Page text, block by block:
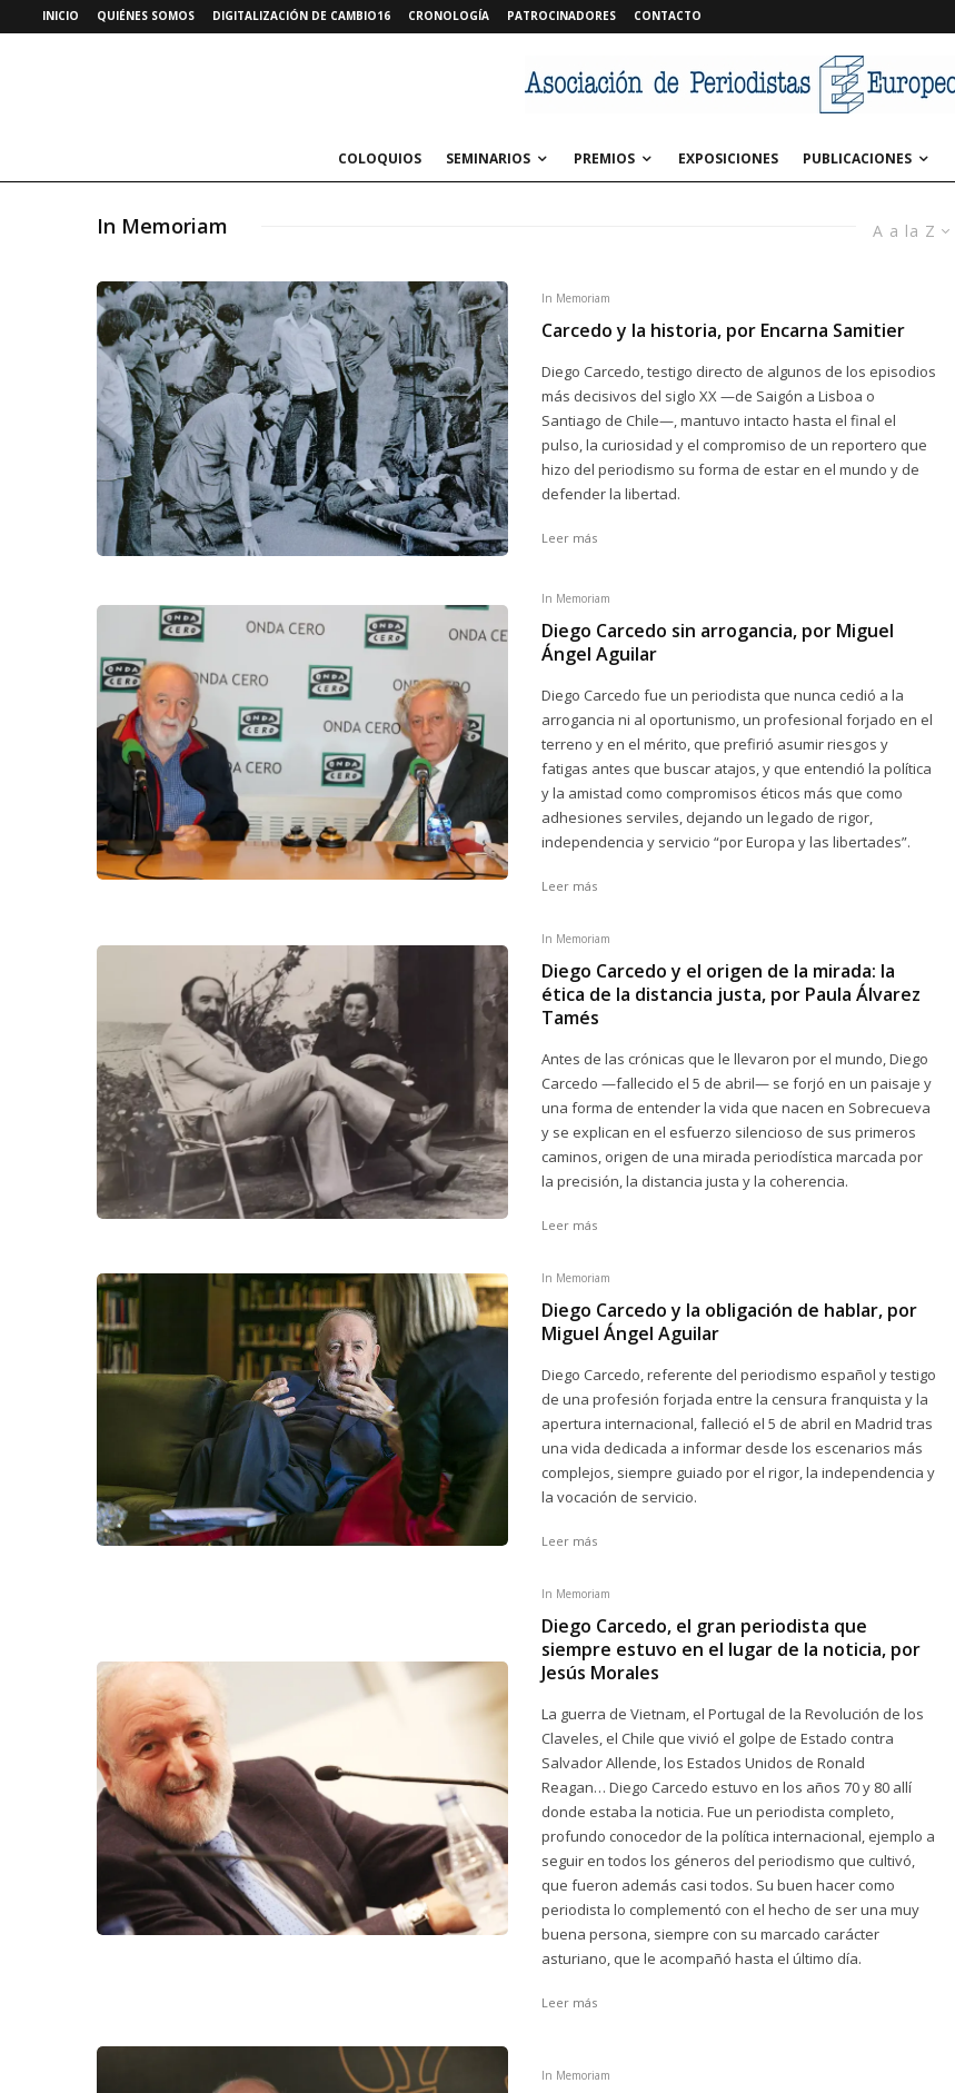
INICIO QUIÉNES SOMOS DIGITALIZACIÓN DE CAMBIO16 CRONOLOGÍA PATROCINADORES CONTACTO
COLOQUIOS SEMINARIOS PREMIOS EXPOSICIONES PUBLICACIONES
A a la Z
In Memoriam
In Memoriam
Carcedo y la historia, por Encarna Samitier
Diego Carcedo, testigo directo de algunos de los episodios
más decisivos del siglo XX —de Saigón a Lisboa o
Santiago de Chile—, mantuvo intacto hasta el final el
pulso, la curiosidad y el compromiso de un reportero que
hizo del periodismo su forma de estar en el mundo y de
defender la libertad.
Leer más
In Memoriam
Diego Carcedo sin arrogancia, por Miguel
Ángel Aguilar
Diego Carcedo fue un periodista que nunca cedió a la
arrogancia ni al oportunismo, un profesional forjado en el
terreno y en el mérito, que prefirió asumir riesgos y
fatigas antes que buscar atajos, y que entendió la política
y la amistad como compromisos éticos más que como
adhesiones serviles, dejando un legado de rigor,
independencia y servicio “por Europa y las libertades”.
Leer más
In Memoriam
Diego Carcedo y el origen de la mirada: la
ética de la distancia justa, por Paula Álvarez
Tamés
Antes de las crónicas que le llevaron por el mundo, Diego
Carcedo —fallecido el 5 de abril— se forjó en un paisaje y
una forma de entender la vida que nacen en Sobrecueva
y se explican en el esfuerzo silencioso de sus primeros
caminos, origen de una mirada periodística marcada por
la precisión, la distancia justa y la coherencia.
Leer más
In Memoriam
Diego Carcedo y la obligación de hablar, por
Miguel Ángel Aguilar
Diego Carcedo, referente del periodismo español y testigo
de una profesión forjada entre la censura franquista y la
apertura internacional, falleció el 5 de abril en Madrid tras
una vida dedicada a informar desde los escenarios más
complejos, siempre guiado por el rigor, la independencia y
la vocación de servicio.
Leer más
In Memoriam
Diego Carcedo, el gran periodista que
siempre estuvo en el lugar de la noticia, por
Jesús Morales
La guerra de Vietnam, el Portugal de la Revolución de los
Claveles, el Chile que vivió el golpe de Estado contra
Salvador Allende, los Estados Unidos de Ronald
Reagan… Diego Carcedo estuvo en los años 70 y 80 allí
donde estaba la noticia. Fue un periodista completo,
profundo conocedor de la política internacional, ejemplo a
seguir en todos los géneros del periodismo que cultivó,
que fueron además casi todos. Su buen hacer como
periodista lo complementó con el hecho de ser una muy
buena persona, siempre con su marcado carácter
asturiano, que le acompañó hasta el último día.
Leer más
In Memoriam